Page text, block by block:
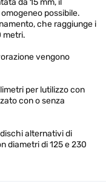
da 15 mm, il
possibile.
che raggiunge i
metri.
vengono
per lutilizzo con
con o senza
alternativi di
diametri di 125 e 230